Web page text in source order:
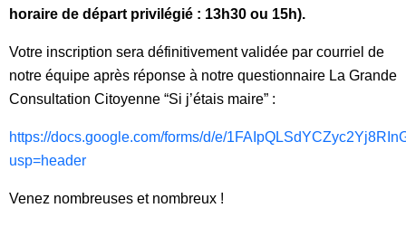
horaire de départ privilégié : 13h30 ou 15h).
Votre inscription sera définitivement validée par courriel de
notre équipe après réponse à notre questionnaire La Grande
Consultation Citoyenne “Si j’étais maire” :
https://docs.google.com/forms/d/e/
usp=header
Venez nombreuses et nombreux !